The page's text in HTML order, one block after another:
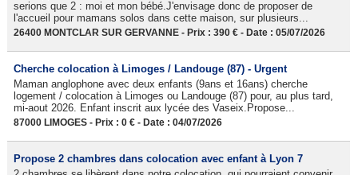
serions que 2 : moi et mon bébé.J'envisage donc de proposer de
l'accueil pour mamans solos dans cette maison, sur plusieurs...
26400 MONTCLAR SUR GERVANNE - Prix : 390 € - Date : 05/07/2026
Cherche colocation à Limoges / Landouge (87) - Urgent
Maman anglophone avec deux enfants (9ans et 16ans) cherche
logement / colocation à Limoges ou Landouge (87) pour, au plus tard,
mi-aout 2026. Enfant inscrit aux lycée des Vaseix.Propose...
87000 LIMOGES - Prix : 0 € - Date : 04/07/2026
Propose 2 chambres dans colocation avec enfant à Lyon 7